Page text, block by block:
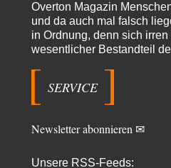
sylvainvor 22 Stunden zu:
Rechts- oder Linksträger?
Danke für den Link. Ich vertraue ja der
ist es…
Theo Noestonto
vor 24 Stunden zu:
Die Westbank in New York
"Das hielt Amerika nicht davon ab,
EU-Spaltung
Overton Magazin
und da auch mal falsch
in Ordnung, denn sich
wesentlicher Bestandteil
SERVICE
Newsletter abonnieren ✉
Unsere RSS-Feeds: